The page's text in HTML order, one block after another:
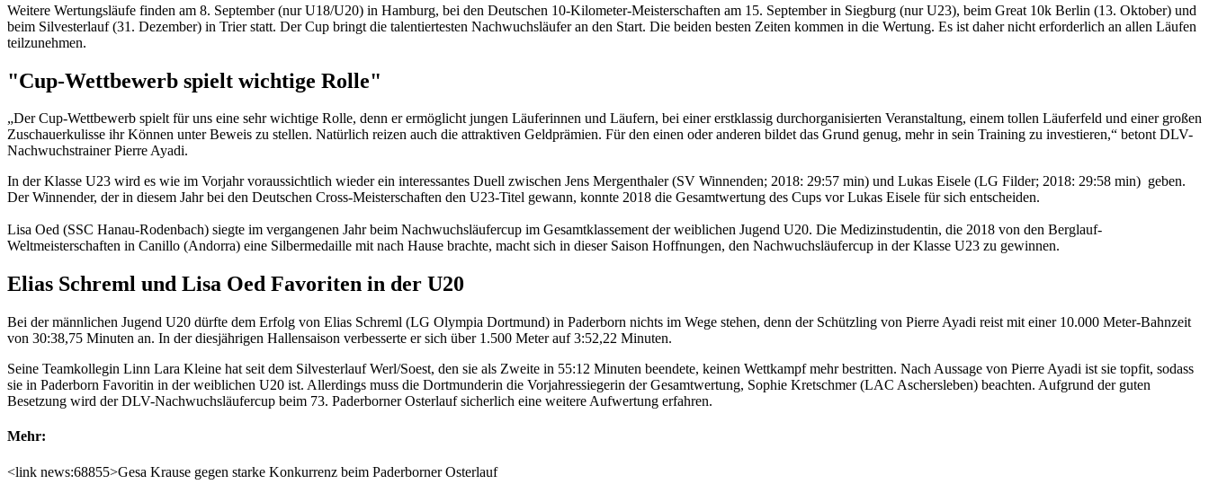
Weitere Wertungsläufe finden am 8. September (nur U18/U20) in Hamburg, bei den Deutschen 10-Kilometer-Meisterschaften am 15. September in Siegburg (nur U23), beim Great 10k Berlin (13. Oktober) und
beim Silvesterlauf (31. Dezember) in Trier statt. Der Cup bringt die talentiertesten Nachwuchsläufer an den Start. Die beiden besten Zeiten kommen in die Wertung. Es ist daher nicht erforderlich an allen Läufen
teilzunehmen.
"Cup-Wettbewerb spielt wichtige Rolle"
„Der Cup-Wettbewerb spielt für uns eine sehr wichtige Rolle, denn er ermöglicht jungen Läuferinnen und Läufern, bei einer erstklassig durchorganisierten Veranstaltung, einem tollen Läuferfeld und einer großen
Zuschauerkulisse ihr Können unter Beweis zu stellen. Natürlich reizen auch die attraktiven Geldprämien. Für den einen oder anderen bildet das Grund genug, mehr in sein Training zu investieren,“ betont DLV-
Nachwuchstrainer Pierre Ayadi.
In der Klasse U23 wird es wie im Vorjahr voraussichtlich wieder ein interessantes Duell zwischen Jens Mergenthaler (SV Winnenden; 2018: 29:57 min) und Lukas Eisele (LG Filder; 2018: 29:58 min) geben.
Der Winnender, der in diesem Jahr bei den Deutschen Cross-Meisterschaften den U23-Titel gewann, konnte 2018 die Gesamtwertung des Cups vor Lukas Eisele für sich entscheiden.
Lisa Oed (SSC Hanau-Rodenbach) siegte im vergangenen Jahr beim Nachwuchsläufercup im Gesamtklassement der weiblichen Jugend U20. Die Medizinstudentin, die 2018 von den Berglauf-
Weltmeisterschaften in Canillo (Andorra) eine Silbermedaille mit nach Hause brachte, macht sich in dieser Saison Hoffnungen, den Nachwuchsläufercup in der Klasse U23 zu gewinnen.
Elias Schreml und Lisa Oed Favoriten in der U20
Bei der männlichen Jugend U20 dürfte dem Erfolg von Elias Schreml (LG Olympia Dortmund) in Paderborn nichts im Wege stehen, denn der Schützling von Pierre Ayadi reist mit einer 10.000 Meter-Bahnzeit
von 30:38,75 Minuten an. In der diesjährigen Hallensaison verbesserte er sich über 1.500 Meter auf 3:52,22 Minuten.
Seine Teamkollegin Linn Lara Kleine hat seit dem Silvesterlauf Werl/Soest, den sie als Zweite in 55:12 Minuten beendete, keinen Wettkampf mehr bestritten. Nach Aussage von Pierre Ayadi ist sie topfit, sodass
sie in Paderborn Favoritin in der weiblichen U20 ist. Allerdings muss die Dortmunderin die Vorjahressiegerin der Gesamtwertung, Sophie Kretschmer (LAC Aschersleben) beachten. Aufgrund der guten
Besetzung wird der DLV-Nachwuchsläufercup beim 73. Paderborner Osterlauf sicherlich eine weitere Aufwertung erfahren.
Mehr:
<link news:68855>Gesa Krause gegen starke Konkurrenz beim Paderborner Osterlauf